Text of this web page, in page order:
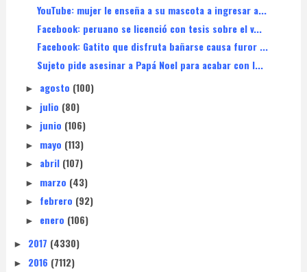
YouTube: mujer le enseña a su mascota a ingresar a...
Facebook: peruano se licenció con tesis sobre el v...
Facebook: Gatito que disfruta bañarse causa furor ...
Sujeto pide asesinar a Papá Noel para acabar con l...
► agosto (100)
► julio (80)
► junio (106)
► mayo (113)
► abril (107)
► marzo (43)
► febrero (92)
► enero (106)
► 2017 (4330)
► 2016 (7112)